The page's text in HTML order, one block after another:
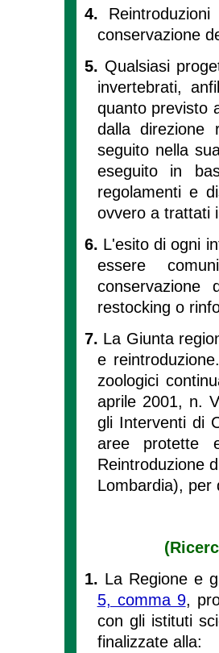
4.
conservazione
5. Qualsiasi
invertebrati,
quanto previsto
dalla direzione
seguito nella
eseguito in
regolamenti e
ovvero a trattati
6. L'esito di ogni
essere
restocking o
7. La Giunta
e
zoologici
aprile 2001, n.
gli Interventi di
aree protette
Reintroduzione
Lombardia), per
1. La Regione e
5, comma 9,
con gli istituti
finalizzate alla: